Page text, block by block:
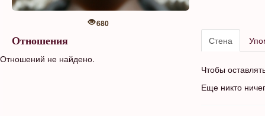
680
Отношения
Отношений не найдено.
Стена
Чтобы
Еще никто